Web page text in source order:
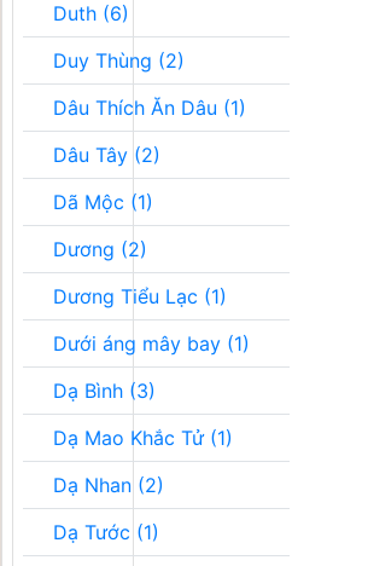
Duth (6)
Duy Thùng (2)
Dâu Thích Ăn Dâu (1)
Dâu Tây (2)
Dã Mộc (1)
Dương (2)
Dương Tiểu Lạc (1)
Dưới áng mây bay (1)
Dạ Bình (3)
Dạ Mao Khắc Tử (1)
Dạ Nhan (2)
Dạ Tước (1)